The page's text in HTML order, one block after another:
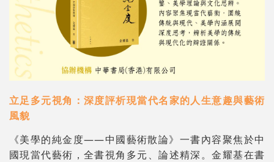
立足多元視角：深度評析現當代名家的人生意趣與藝術
風貌
《美學的純金度——中國藝術散論》一書內容聚焦於中
國現當代藝術，全書視角多元、論述精深。金耀基在書